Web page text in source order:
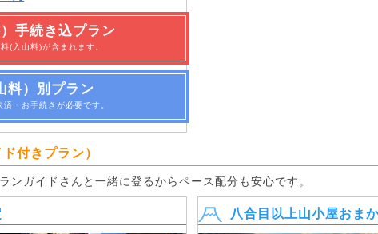
手続き込プラン
(入山料)が含まれます。
料）別プラン
・お手続きが必要です。
付きプラン）
ンガイドさんと一緒に登るからペース配分も安心です。
八合目以上山小屋おま